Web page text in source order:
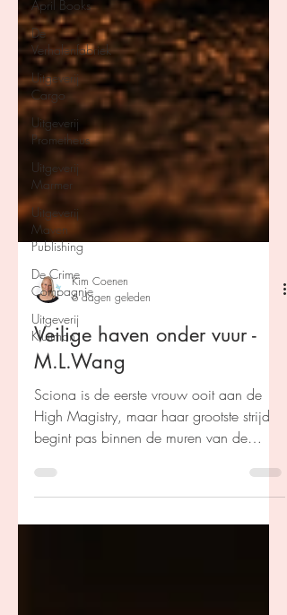
April Books
De
Verhalenfabriek
Uitgeverij
Cargo
Uitgeverij
Prometheus
Uitgeverij
Marmer
Uitgeverij
Maven
Publishing
De Crime
Compagnie
Uitgeverij
Kluitman
Kim Coenen
6 dagen geleden
Veilige haven onder vuur -
M.L.Wang
Sciona is de eerste vrouw ooit aan de
begint pas binnen de muren van de
universiteit. Samen met haar mysterieuze
assistent ontdekt ze een geheim dat